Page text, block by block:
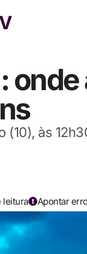
às
leitura Apontar